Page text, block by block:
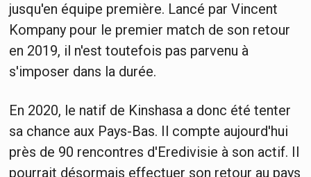
jusqu'en équipe première. Lancé par Vincent
Kompany pour le premier match de son retour
en 2019, il n'est toutefois pas parvenu à
s'imposer dans la durée.
En 2020, le natif de Kinshasa a donc été tenter
sa chance aux Pays-Bas. Il compte aujourd'hui
près de 90 rencontres d'Eredivisie à son actif. Il
pourrait désormais effectuer son retour au pays